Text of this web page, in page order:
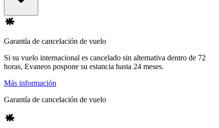
Garantía de cancelación de vuelo
Si su vuelo internacional es cancelado sin alternativa dentro de 72
horas, Evaneos pospone su estancia hasta 24 meses.
Más información
Garantía de cancelación de vuelo